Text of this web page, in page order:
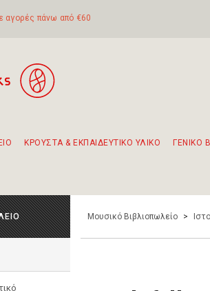
αγορές πάνω από €60
ΚΡΟΥΣΤΑ & ΕΚΠΑΙΔΕΥΤΙΚΟ ΥΛΙΚΟ ΓΕΝΙΚΟ
Μουσικό Βιβλιοπωλείο >